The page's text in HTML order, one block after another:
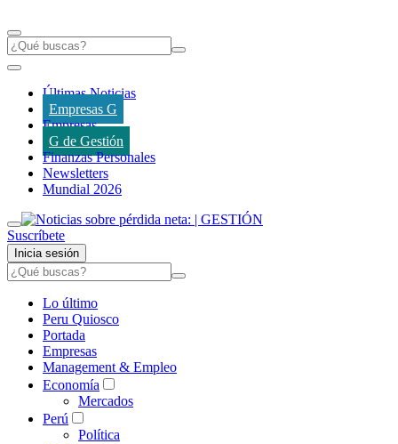
Últimas Noticias
Empresas G
Empresas
G de Gestión
Finanzas Personales
Newsletters
Mundial 2026
Suscríbete
Inicia sesión
Lo último
Peru Quiosco
Portada
Empresas
Management & Empleo
Economía
Mercados
Perú
Política